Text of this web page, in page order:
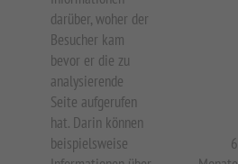
darüber, woher der
Besucher kam
bevor er die zu
analysierende
Seite aufgerufen
hat. Darin können
beispielsweise
6